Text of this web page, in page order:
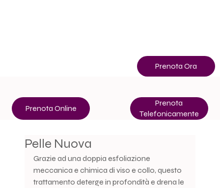
Prenota Ora
Prenota
Telefonicamente
Prenota Online
Pelle Nuova
Grazie ad una doppia esfoliazione
meccanica e chimica di viso e collo, questo
trattamento deterge in profondità e drena le